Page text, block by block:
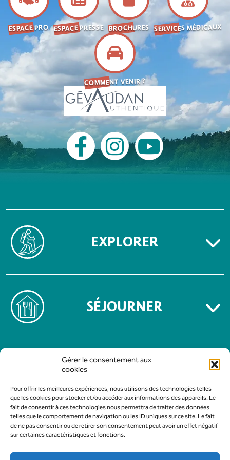
Gérer le consentement aux
cookies
Pour offrir les meilleures expériences, nous utilisons des technologies telles
que les cookies pour stocker et/ou accéder aux informations des appareils. Le
fait de consentir à ces technologies nous permettra de traiter des données
telles que le comportement de navigation ou les ID uniques sur ce site. Le fait
de ne pas consentir ou de retirer son consentement peut avoir un effet négatif
sur certaines caractéristiques et fonctions.
ESPACE PRO ESPACE PRESSE BROCHURES SERVICES MÉDICAUX
COMMENT VENIR ?
EXPLORER
SÉJOURNER
MENTIONS LÉGALES
POLITIQUE DE CONFIDENTIALITÉ